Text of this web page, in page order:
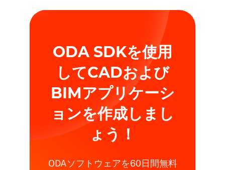
ODA SDKを使用
してCADおよび
BIMアプリケーシ
ョンを作成しまし
ょう！
ODAソフトウェアを60日間無料